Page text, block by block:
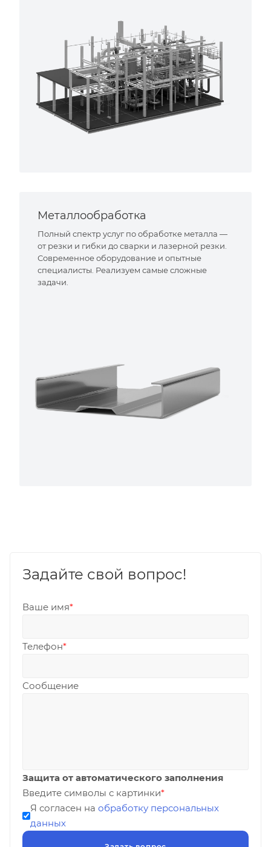
Металлообработка
Полный спектр услуг по обработке металла —
от резки и гибки до сварки и лазерной резки.
Современное оборудование и опытные
специалисты. Реализуем самые сложные
задачи.
Задайте свой вопрос!
Ваше имя*
Телефон*
Сообщение
Защита от автоматического заполнения
Введите символы с картинки*
Я согласен на обработку персональных
данных